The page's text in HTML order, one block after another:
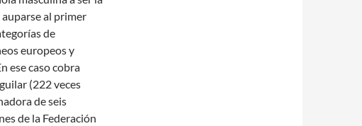
al primer
de
europeos y
ese caso cobra
(222 veces
de seis
de la Federación